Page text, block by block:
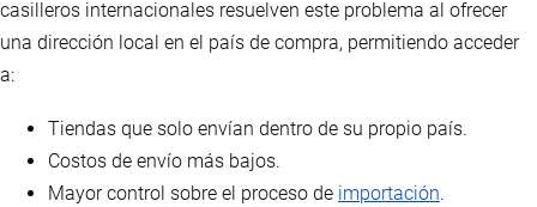
casilleros internacionales resuelven este problema al ofrecer
una dirección local en el país de compra, permitiendo acceder
a:
Tiendas que solo envían dentro de su propio país.
Costos de envío más bajos.
Mayor control sobre el proceso de importación.